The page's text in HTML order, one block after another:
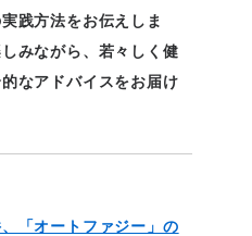
践方法をお伝えしま
みながら、若々しく健
なアドバイスをお届け
「オートファジー」の